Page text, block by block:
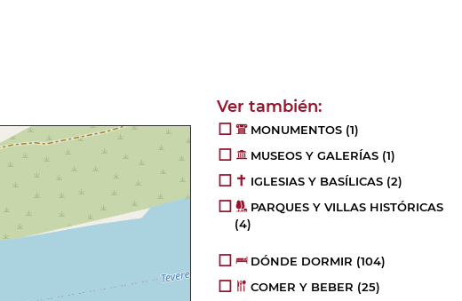
MONUMENTOS (1)
MUSEOS Y GALERÍAS (1)
IGLESIAS Y BASÍLICAS (2)
PARQUES Y VILLAS HISTÓRICAS
(4)
DÓNDE DORMIR (104)
COMER Y BEBER (25)